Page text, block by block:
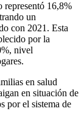
representó 16,8%
un
con 2021. Esta
por la
nivel
en salud
en situación de
por el sistema de